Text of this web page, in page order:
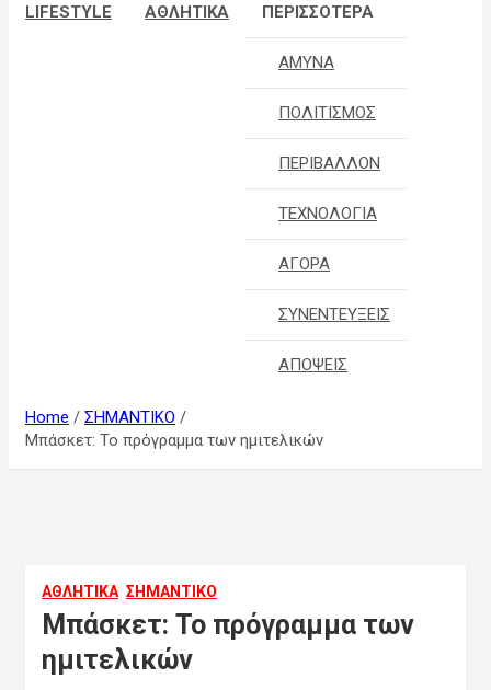
LIFESTYLE ΑΘΛΗΤΙΚΑ ΠΕΡΙΣΣΟΤΕΡΑ
ΑΜΥΝΑ
ΠΟΛΙΤΙΣΜΟΣ
ΠΕΡΙΒΑΛΛΟΝ
ΤΕΧΝΟΛΟΓΙΑ
ΑΓΟΡΑ
ΣΥΝΕΝΤΕΥΞΕΙΣ
ΑΠΟΨΕΙΣ
Home
ΣΗΜΑΝΤΙΚΟ
Μπάσκετ: Το πρόγραμμα των ημιτελικών
ΑΘΛΗΤΙΚΑ ΣΗΜΑΝΤΙΚΟ
Μπάσκετ: Το πρόγραμμα των
ημιτελικών